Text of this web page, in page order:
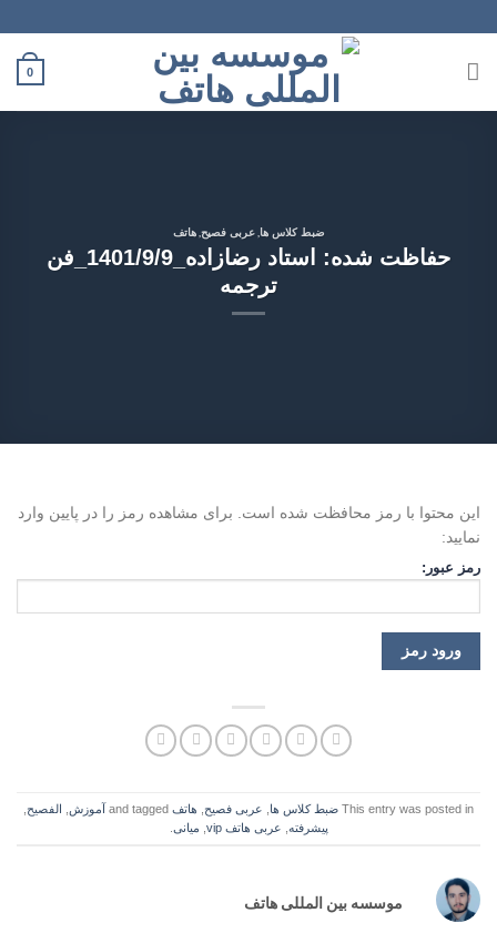
to
content
0
ضبط کلاس ها عربی فصیح هاتف
حفاظت شده: استاد رضازاده_1401/9/9_فن
ترجمه
این محتوا با رمز محافظت شده است. برای مشاهده رمز را در پایین وارد
نمایید:
رمز عبور:
This entry was posted in ضبط کلاس ها عربی فصیح هاتف آموزش الفصيح
پیشرفته عربی هاتف vip میانی
موسسه بین المللی هاتف